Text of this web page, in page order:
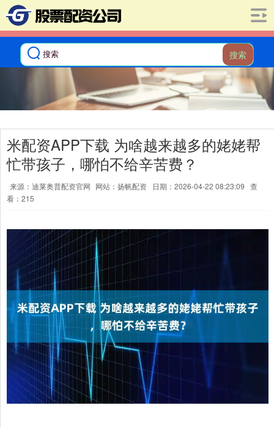
搜索
米配资APP下载 为啥越来越多的姥姥帮
忙带孩子，哪怕不给辛苦费？
来源：迪莱奥普配资官网 网站：扬帆配资 日期：2026-04-22 08:23:09 查
看：215